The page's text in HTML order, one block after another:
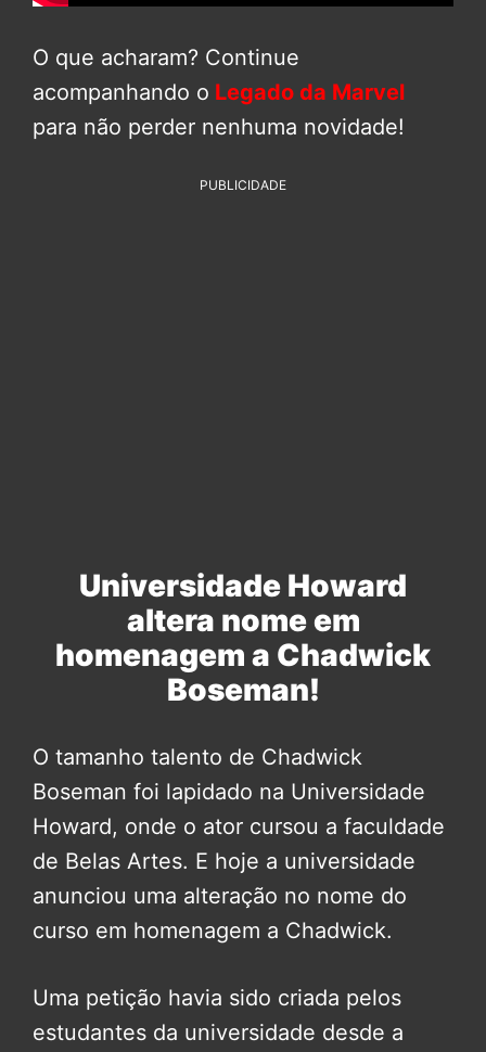
O que acharam? Continue
acompanhando o Legado da Marvel
para não perder nenhuma novidade!
PUBLICIDADE
Universidade Howard
altera nome em
homenagem a Chadwick
Boseman!
O tamanho talento de Chadwick
Boseman foi lapidado na Universidade
Howard, onde o ator cursou a faculdade
de Belas Artes. E hoje a universidade
anunciou uma alteração no nome do
curso em homenagem a Chadwick.
Uma petição havia sido criada pelos
estudantes da universidade desde a